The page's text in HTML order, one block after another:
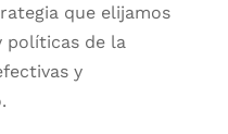
que elijamos
políticas de la
y